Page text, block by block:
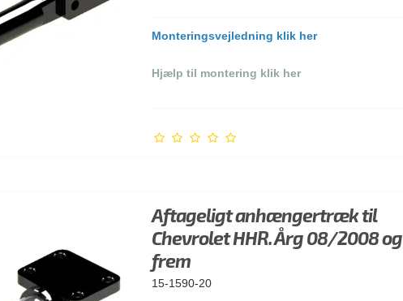
Monteringsvejledning klik her
Hjælp til montering klik her
Aftageligt anhængertræk til
Chevrolet HHR. Årg 08/2008 og
frem
15-1590-20